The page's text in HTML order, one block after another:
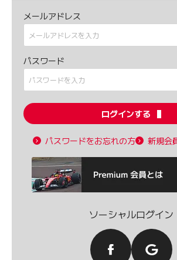
メールアドレス
パスワード
ログインする
パスワードをお忘れの方 新規会
ソーシャルログイン